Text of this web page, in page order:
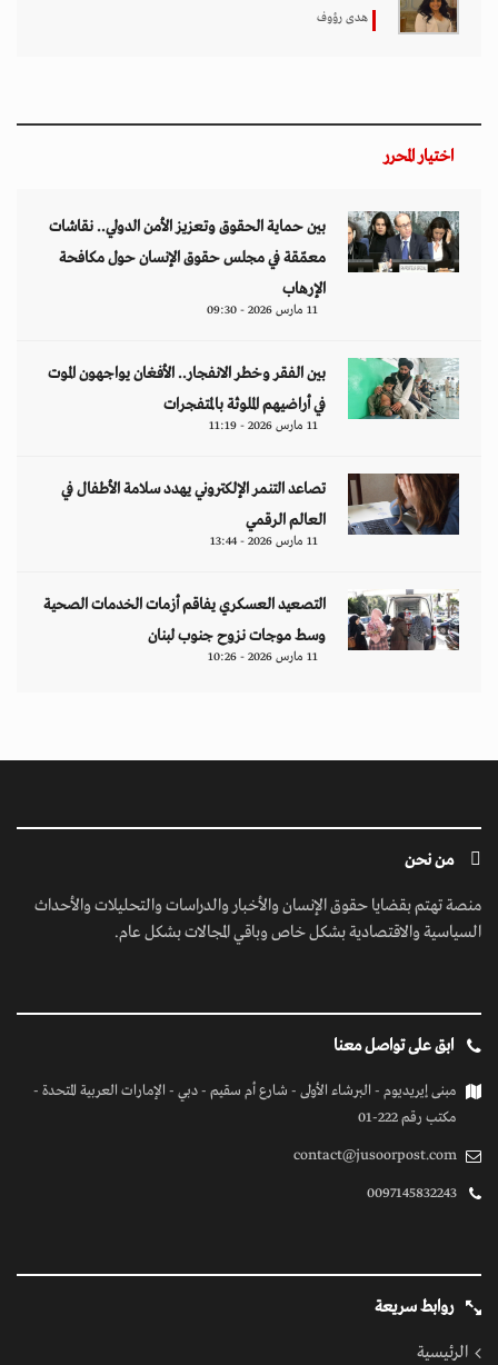
هدى رؤوف
اختيار المحرر
بين حماية الحقوق وتعزيز الأمن الدولي.. نقاشات
معمّقة في مجلس حقوق الإنسان حول مكافحة
الإرهاب
11 مارس 2026 - 09:30
بين الفقر وخطر الانفجار.. الأفغان يواجهون الموت
في أراضيهم الملوثة بالمتفجرات
11 مارس 2026 - 11:19
تصاعد التنمر الإلكتروني يهدد سلامة الأطفال في
العالم الرقمي
11 مارس 2026 - 13:44
التصعيد العسكري يفاقم أزمات الخدمات الصحية
وسط موجات نزوح جنوب لبنان
11 مارس 2026 - 10:26
من نحن
منصة تهتم بقضايا حقوق الإنسان والأخبار والدراسات والتحليلات والأحداث
السياسية والاقتصادية بشكل خاص وباقي المجالات بشكل عام.
ابق على تواصل معنا
مبنى إيريديوم - البرشاء الأولى - شارع أم سقيم - دبي - الإمارات العربية المتحدة -
مكتب رقم 222-01
contact@jusoorpost.com
0097145832243
روابط سريعة
الرئيسية